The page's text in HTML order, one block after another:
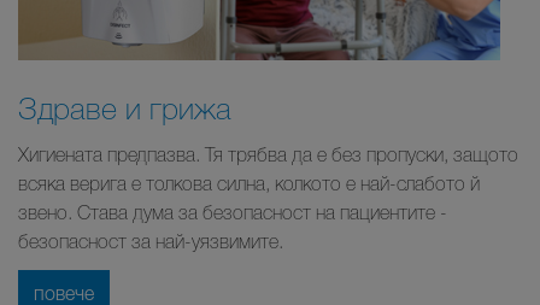
Здраве и грижа
Хигиената предпазва. Тя трябва да е без пропуски, защото
всяка верига е толкова силна, колкото е най-слабото й
звено. Става дума за безопасност на пациентите -
безопасност за най-уязвимите.
повече